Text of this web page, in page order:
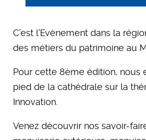
C’est l’Evènement dans la
des métiers du patrimoine au
Pour cette 8ème édition, nous
pied de la cathédrale sur la
Innovation.
Venez découvrir nos savoir-